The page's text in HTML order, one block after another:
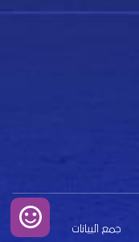
جمع البيانات